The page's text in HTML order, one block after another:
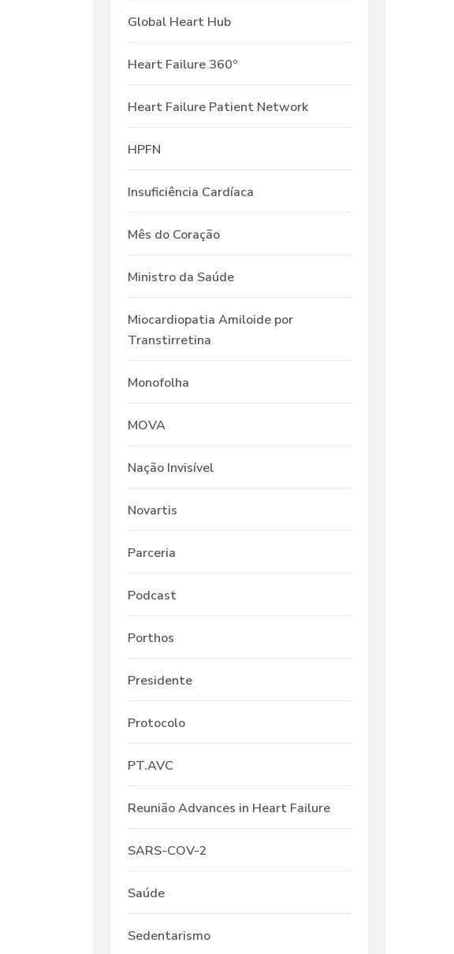
Global Heart Hub
Heart Failure 360º
Heart Failure Patient Network
HPFN
Insuficiência Cardíaca
Mês do Coração
Ministro da Saúde
Miocardiopatia Amiloide por
Transtirretina
Monofolha
MOVA
Nação Invisível
Novartis
Parceria
Podcast
Porthos
Presidente
Protocolo
PT.AVC
Reunião Advances in Heart Failure
SARS-COV-2
Saúde
Sedentarismo